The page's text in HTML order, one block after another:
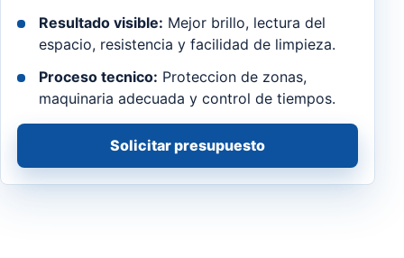
Resultado visible: Mejor brillo, lectura del
espacio, resistencia y facilidad de limpieza.
Proceso tecnico: Proteccion de zonas,
maquinaria adecuada y control de tiempos.
Solicitar presupuesto